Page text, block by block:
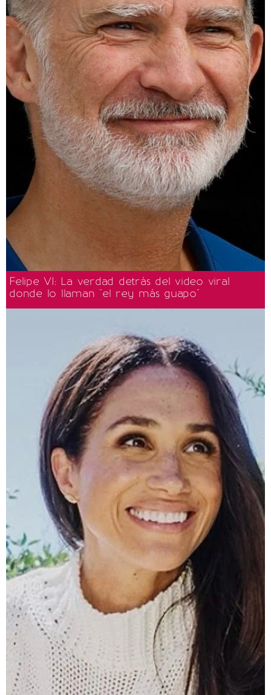
Felipe VI: La verdad detrás del video viral
donde lo llaman "el rey más guapo"